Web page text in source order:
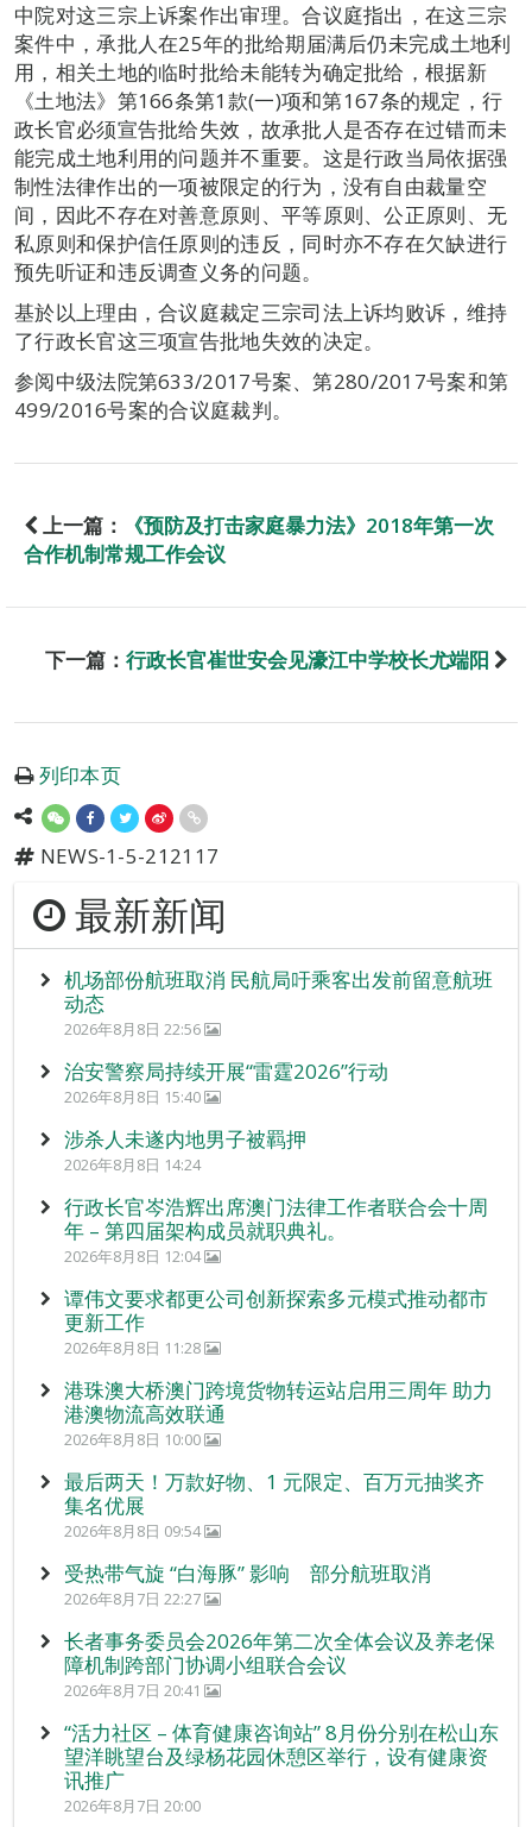
中院对这三宗上诉案作出审理。合议庭指出，在这三宗
案件中，承批人在25年的批给期届满后仍未完成土地利
用，相关土地的临时批给未能转为确定批给，根据新
《土地法》第166条第1款(一)项和第167条的规定，行
政长官必须宣告批给失效，故承批人是否存在过错而未
能完成土地利用的问题并不重要。这是行政当局依据强
制性法律作出的一项被限定的行为，没有自由裁量空
间，因此不存在对善意原则、平等原则、公正原则、无
私原则和保护信任原则的违反，同时亦不存在欠缺进行
预先听证和违反调查义务的问题。
基於以上理由，合议庭裁定三宗司法上诉均败诉，维持
了行政长官这三项宣告批地失效的决定。
参阅中级法院第633/2017号案、第280/2017号案和第
499/2016号案的合议庭裁判。
上一篇：
《预防及打击家庭暴力法》2018年第一次
合作机制常规工作会议
下一篇： 行政长官崔世安会见濠江中学校长尤端阳
列印本页
NEWS-1-5-212117
最新新闻
机场部份航班取消 民航局吁乘客出发前留意航班
动态
2026年8月8日 22:56
治安警察局持续开展“雷霆2026”行动
2026年8月8日 15:40
涉杀人未遂内地男子被羁押
2026年8月8日 14:24
行政长官岑浩辉出席澳门法律工作者联合会十周
年 – 第四届架构成员就职典礼。
2026年8月8日 12:04
谭伟文要求都更公司创新探索多元模式推动都市
更新工作
2026年8月8日 11:28
港珠澳大桥澳门跨境货物转运站启用三周年 助力
港澳物流高效联通
2026年8月8日 10:00
最后两天！万款好物、1 元限定、百万元抽奖齐
集名优展
2026年8月8日 09:54
受热带气旋 “白海豚” 影响 部分航班取消
2026年8月7日 22:27
长者事务委员会2026年第二次全体会议及养老保
障机制跨部门协调小组联合会议
2026年8月7日 20:41
“活力社区 – 体育健康咨询站” 8月份分别在松山东
望洋眺望台及绿杨花园休憩区举行，设有健康资
讯推广
2026年8月7日 20:00